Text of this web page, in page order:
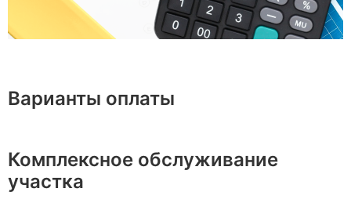
Варианты оплаты
Комплексное обслуживание
участка